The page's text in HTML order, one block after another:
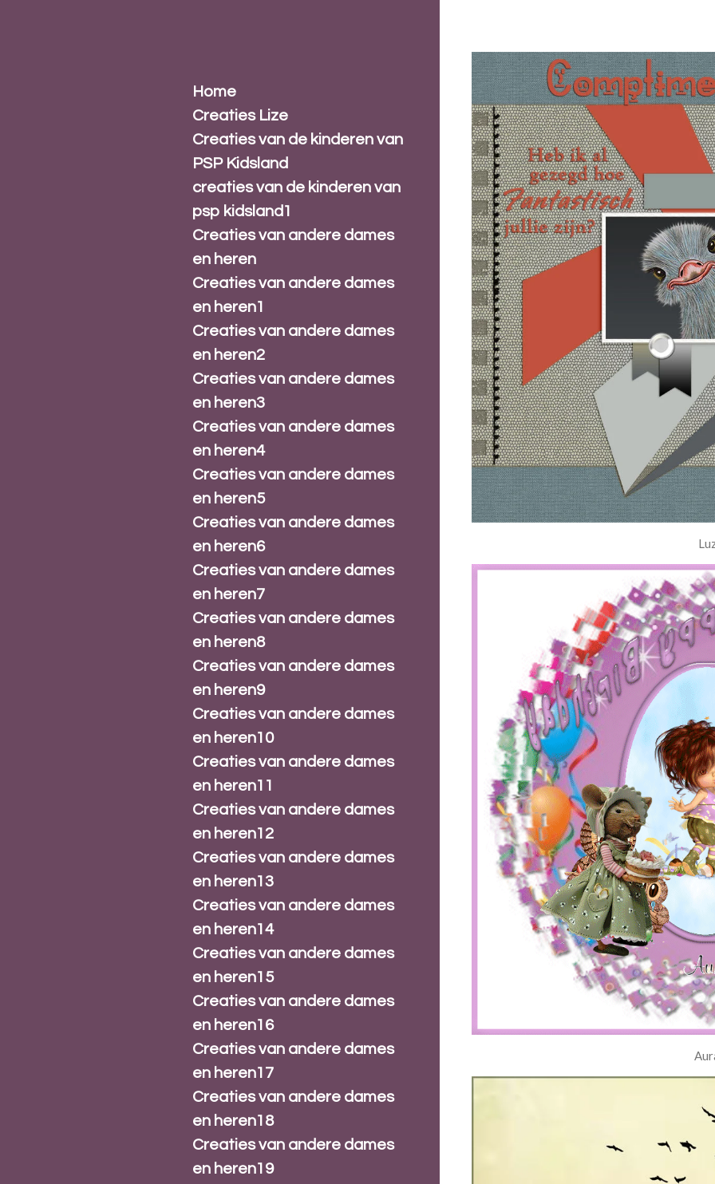
Home
Creaties Lize
Creaties van de kinderen van
PSP Kidsland
creaties van de kinderen van
psp kidsland1
Creaties van andere dames
en heren
Creaties van andere dames
en heren1
Creaties van andere dames
en heren2
Creaties van andere dames
en heren3
Creaties van andere dames
en heren4
Creaties van andere dames
en heren5
Creaties van andere dames
en heren6
Creaties van andere dames
en heren7
Creaties van andere dames
en heren8
Creaties van andere dames
en heren9
Creaties van andere dames
en heren10
Creaties van andere dames
en heren11
Creaties van andere dames
en heren12
Creaties van andere dames
en heren13
Creaties van andere dames
en heren14
Creaties van andere dames
en heren15
Creaties van andere dames
en heren16
Creaties van andere dames
en heren17
Creaties van andere dames
en heren18
Creaties van andere dames
en heren19